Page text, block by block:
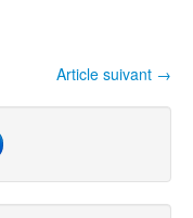
Article suivant →